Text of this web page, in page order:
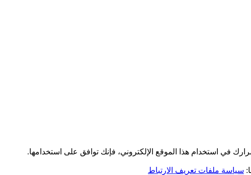
في استخدام هذا الموقع الإلكتروني، فإنك توافق على استخدامها.
سياسة ملفات تعريف الارتباط